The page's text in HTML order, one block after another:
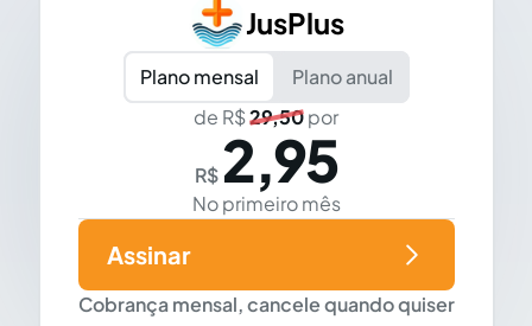
JusPlus
Plano mensal
Plano anual
de R$29,50por
R$ 2,95
No primeiro mês
Cobrança mensal, cancele quando quiser
Assinar